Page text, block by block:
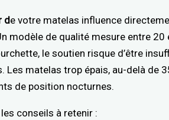
de votre matelas influence
modèle de qualité mesure entre
le soutien risque d’être
Les matelas trop épais, au-delà de
de position nocturnes.
conseils à retenir :